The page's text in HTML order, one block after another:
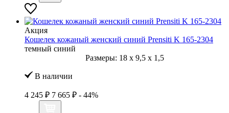
Акция
Кошелек кожаный женский синий Prensiti K 165-2304
темный синий
Размеры: 18 x 9,5 x 1,5
В наличии
4 245 ₽ 7 665 ₽ - 44%